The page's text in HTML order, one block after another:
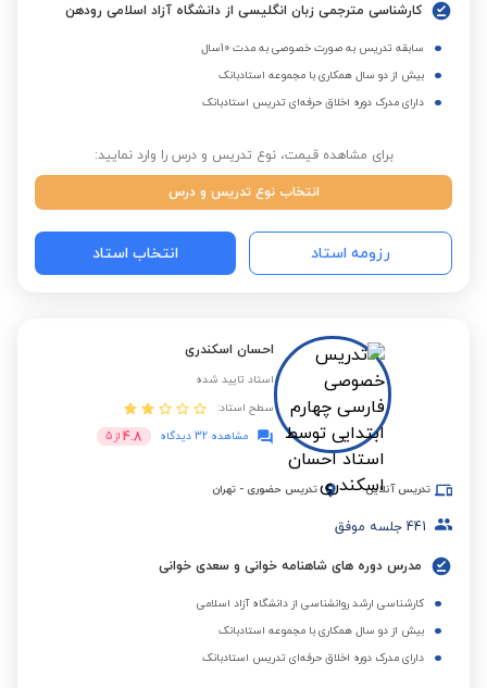
کارشناسی مترجمی زبان انگلیسی از دانشگاه آزاد اسلامی رودهن
سابقه تدریس به صورت خصوصی به مدت 10سال
بیش از دو سال همکاری با مجموعه استادبانک
دارای مدرک دوره اخلاق حرفه‌ای تدریس استادبانک
برای مشاهده قیمت، نوع تدریس و درس را وارد نمایید:
انتخاب نوع تدریس و درس
رزومه استاد انتخاب استاد
احسان اسکندری
استاد تایید شده
سطح استاد:
مشاهده 32 دیدگاه
4.8 از 5
تدریس آنلاین تدریس حضوری - تهران
441 جلسه موفق
مدرس دوره های شاهنامه خوانی و سعدی خوانی
کارشناسی ارشد روانشناسی از دانشگاه آزاد اسلامی
بیش از دو سال همکاری با مجموعه استادبانک
دارای مدرک دوره اخلاق حرفه‌ای تدریس استادبانک